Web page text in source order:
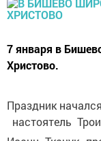
7 января в
Христово.
Праздник
настоятель